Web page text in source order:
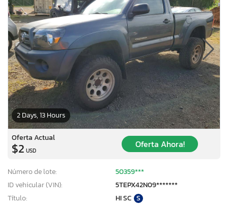
2 Days, 13 Hours
Oferta Actual
$2 USD
Oferta Ahora!
Número de lote:
50359***
ID vehicular (VIN):
5TEPX42N09*******
Título:
HI SC S